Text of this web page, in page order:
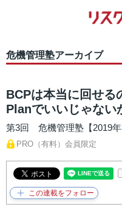
危機管理塾アーカイブ
BCPは本当に回せ
Planでいいじゃない
第3回 危機管理塾【2019年
PRO（有料）会員限定